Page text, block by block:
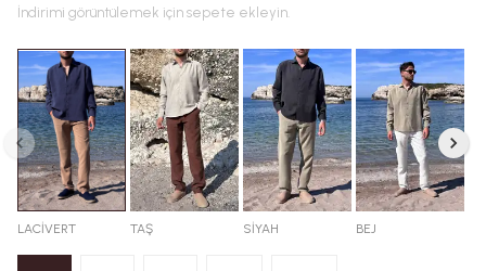
İndirimi görüntülemek için sepete ekleyin.
LACİVERT TAŞ SİYAH BEJ